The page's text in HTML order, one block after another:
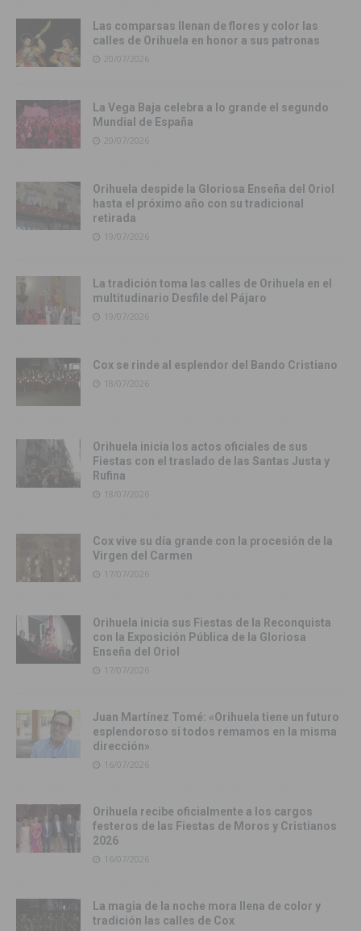
Las comparsas llenan de flores y color las
calles de Orihuela en honor a sus patronas
20/07/2026
La Vega Baja celebra a lo grande el segundo
Mundial de España
20/07/2026
Orihuela despide la Gloriosa Enseña del Oriol
hasta el próximo año con su tradicional
retirada
19/07/2026
La tradición toma las calles de Orihuela en el
multitudinario Desfile del Pájaro
19/07/2026
Cox se rinde al esplendor del Bando Cristiano
18/07/2026
Orihuela inicia los actos oficiales de sus
Fiestas con el traslado de las Santas Justa y
Rufina
18/07/2026
Cox vive su día grande con la procesión de la
Virgen del Carmen
17/07/2026
Orihuela inicia sus Fiestas de la Reconquista
con la Exposición Pública de la Gloriosa
Enseña del Oriol
17/07/2026
Juan Martínez Tomé: «Orihuela tiene un futuro
esplendoroso si todos remamos en la misma
dirección»
16/07/2026
Orihuela recibe oficialmente a los cargos
festeros de las Fiestas de Moros y Cristianos
2026
16/07/2026
La magia de la noche mora llena de color y
tradición las calles de Cox